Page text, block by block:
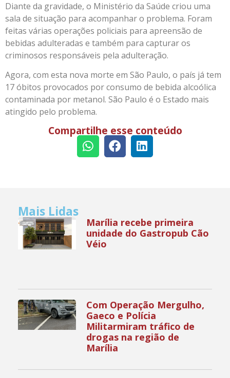
Diante da gravidade, o Ministério da Saúde criou uma
sala de situação para acompanhar o problema. Foram
feitas várias operações policiais para apreensão de
bebidas adulteradas e também para capturar os
criminosos responsáveis pela adulteração.
Agora, com esta nova morte em São Paulo, o país já tem
17 óbitos provocados por consumo de bebida alcoólica
contaminada por metanol. São Paulo é o Estado mais
atingido pelo problema.
Compartilhe esse conteúdo
Mais Lidas
Marília recebe primeira
unidade do Gastropub Cão
Véio
Com Operação Mergulho,
Gaeco e Polícia
Militarmiram tráfico de
drogas na região de
Marília